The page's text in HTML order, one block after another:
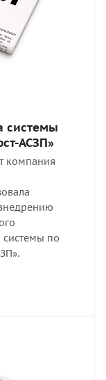
системы
АСЗП»
компания
системы по